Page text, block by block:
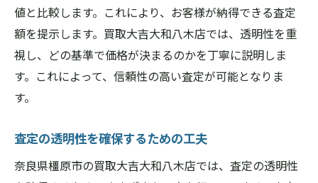
値と比較します。これにより、お客様が納得できる査定
額を提示します。買取大吉大和八木店では、透明性を重
視し、どの基準で価格が決まるのかを丁寧に説明しま
す。これによって、信頼性の高い査定が可能となりま
す。
査定の透明性を確保するための工夫
奈良県橿原市の買取大吉大和八木店では、査定の透明性